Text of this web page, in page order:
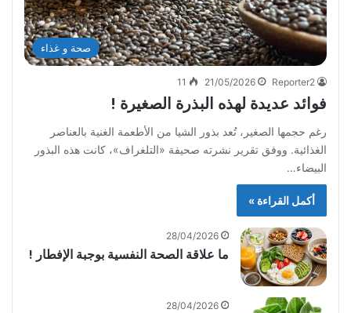
صحة و غذاء
Reporter2
21/05/2026
11
فوائد عديدة لهذه البذرة الصغيرة !
رغم حجمها الصغير، تُعد بذور الشيا من الأطعمة الغنية بالعناصر
الغذائية. ووفق تقرير نشرته صحيفة «التلغراف»، كانت هذه البذور
البيضاء…
أكمل القراءة »
28/04/2026
ما علاقة الصحة النفسية بوجبة الإفطار !
28/04/2026